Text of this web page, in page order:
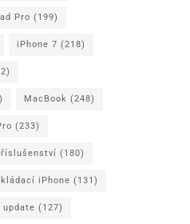
Pro (199)
iPhone 7 (218)
MacBook (248)
(233)
(180)
iPhone (131)
update (127)